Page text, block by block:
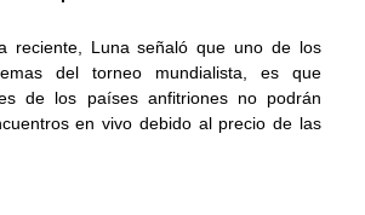
reciente, Luna señaló que uno de los
del torneo mundialista, es que
de los países anfitriones no podrán
en vivo debido al precio de las